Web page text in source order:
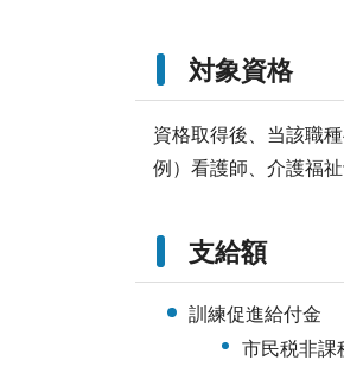
対象資格
資格取得後、当該職
例）看護師、介護福
支給額
訓練促進給付金
市民税非